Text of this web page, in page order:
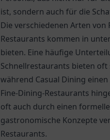
ist, sondern auch für die
Die verschiedenen Arten von
Restaurants kommen in
bieten. Eine häufige
Schnellrestaurants bieten
während Casual Dining
Fine-Dining-Restaurants
oft auch durch einen
gastronomische Konzepte
Restaurants.